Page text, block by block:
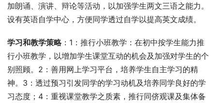
加朗诵、演讲、辩论等活动，以加强学生两文三语之能力。
设有英语自学中心，方便同学透过自学以提高英文成绩。
学习和教学策略：1：推行小班教学：在初中按学生能力推
行小班教学，以增加学生课堂互动的机会及加强对学生的个
别照顾。2：善用网上学习平台，培养学生自主学习的精
神。3：透过预习引发同学的学习动机及培养同学良好的学
习态度；4：重视课堂教学之质素，推行同侪观课及集体备